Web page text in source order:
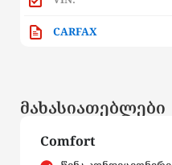
CARFAX
მახასიათებლები
Comfort